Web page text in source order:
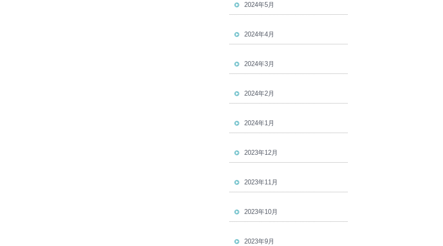
2024年5月
2024年4月
2024年3月
2024年2月
2024年1月
2023年12月
2023年11月
2023年10月
2023年9月